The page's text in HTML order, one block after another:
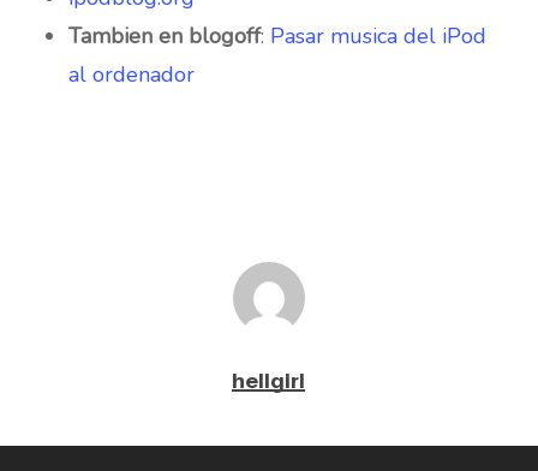
Tambien en blogoff: Pasar musica del iPod
al ordenador
hellgirl